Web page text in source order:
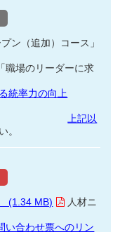
ン（追加）コース」
職場のリーダーに求
統率力の向上
上記以
。
(1.34 MB)
人材ニ
い合わせ票へのリン